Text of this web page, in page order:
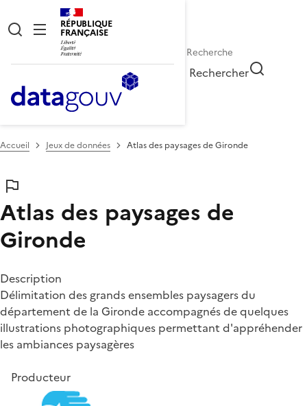
RÉPUBLIQUE
FRANÇAISE
Rechercher
Accueil Jeux de données Atlas des paysages de Gironde
Atlas des paysages de
Gironde
Description
Délimitation des grands ensembles paysagers du
département de la Gironde accompagnés de quelques
illustrations photographiques permettant d'appréhender
les ambiances paysagères
Producteur